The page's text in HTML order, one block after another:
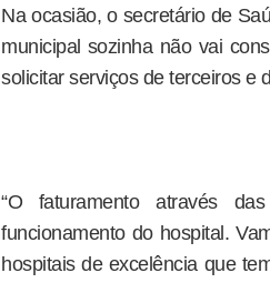
Na ocasião, o secretário de
municipal sozinha não vai
solicitar serviços de terceiros e
“O faturamento através
funcionamento do hospital.
hospitais de excelência que